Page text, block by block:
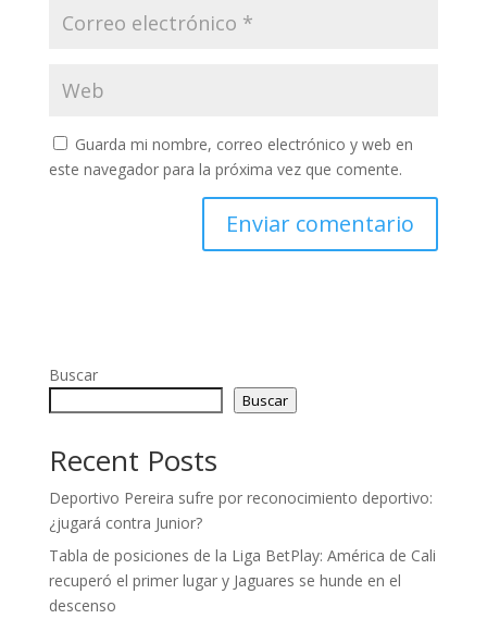
Guarda mi nombre, correo electrónico y web en
este navegador para la próxima vez que comente.
Buscar
Buscar
Recent Posts
Deportivo Pereira sufre por reconocimiento deportivo:
¿jugará contra Junior?
Tabla de posiciones de la Liga BetPlay: América de Cali
recuperó el primer lugar y Jaguares se hunde en el
descenso